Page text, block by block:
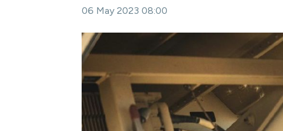
06 May 2023 08:00